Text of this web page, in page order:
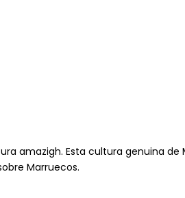
amazigh. Esta cultura genuina de
Marruecos.